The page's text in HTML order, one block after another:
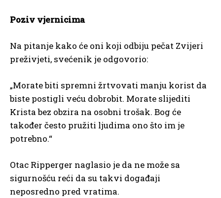
Poziv vjernicima
Na pitanje kako će oni koji odbiju pečat Zvijeri
preživjeti, svećenik je odgovorio:
„Morate biti spremni žrtvovati manju korist da
biste postigli veću dobrobit. Morate slijediti
Krista bez obzira na osobni trošak. Bog će
također često pružiti ljudima ono što im je
potrebno.“
Otac Ripperger naglasio je da ne može sa
sigurnošću reći da su takvi događaji
neposredno pred vratima.